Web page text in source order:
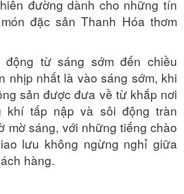
đường dành cho những tín
đặc sản Thanh Hóa thơm
từ sáng sớm đến chiều
nhịp nhất là vào sáng sớm, khi
sản được đưa về từ khắp nơi
khí tấp nập và sôi động tràn
mờ sáng, với những tiếng chào
lưu không ngừng nghỉ giữa
hàng.